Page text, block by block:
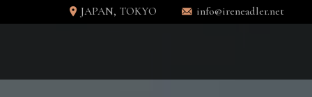
JAPAN, TOKYO info@ireneadler.net